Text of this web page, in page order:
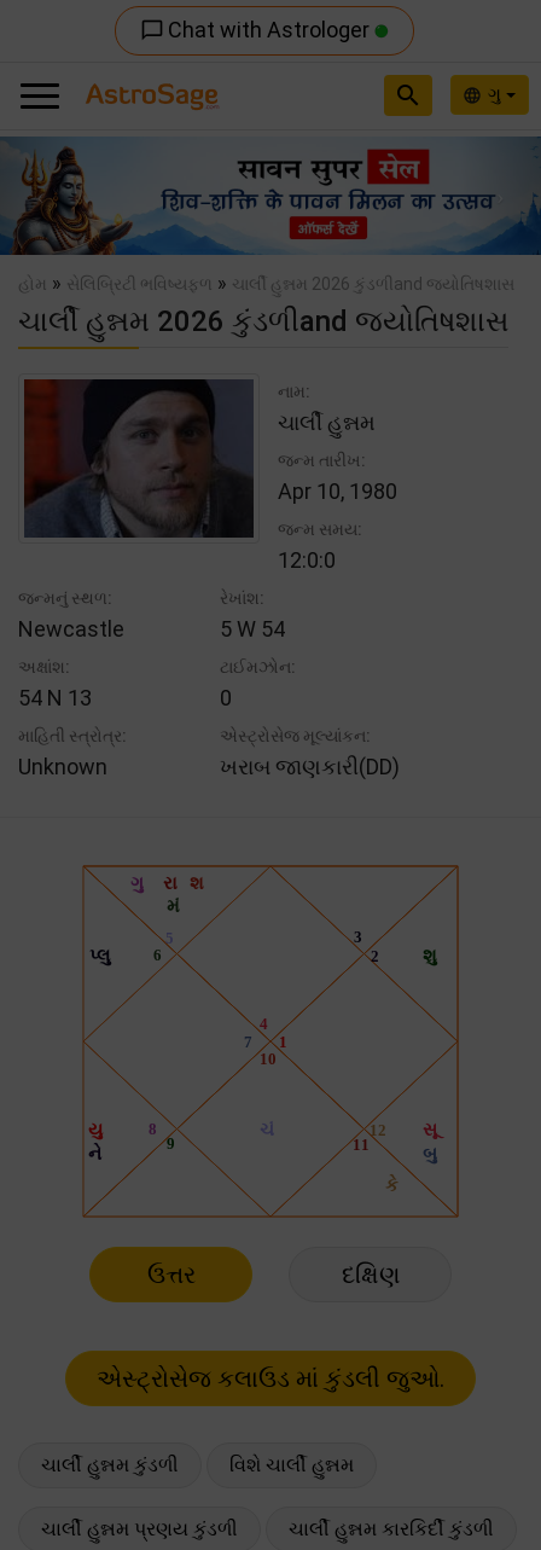
chat_bubble_outline Chat with Astrologer
language ગુ
search
Previous
હોમ » સેલિબ્રિટી ભવિષ્યફળ » ચાર્લી હુન્નમ 2026 કુંડળીand જ્યોતિષશાસ
ચાર્લી હુન્નમ 2026 કુંડળીand જ્યોતિષશાસ
નામ:
ચાર્લી હુન્નમ
જન્મ તારીખ:
Apr 10, 1980
જન્મ સમય:
12:0:0
જન્મનું સ્થળ:
Newcastle
રેખાંશ:
5 W 54
અક્ષાંશ:
54 N 13
ટાઈમઝોન:
0
માહિતી સ્ત્રોત્ર:
Unknown
એસ્ટ્રોસેજ મૂલ્યાંકન:
ખરાબ જાણકારી(DD)
ઉત્તર દક્ષિણ
ચાર્લી હુન્નમ કુંડળી વિશે ચાર્લી હુન્નમ
ચાર્લી હુન્નમ પ્રણય કુંડળી ચાર્લી હુન્નમ કારકિર્દી કુંડળી